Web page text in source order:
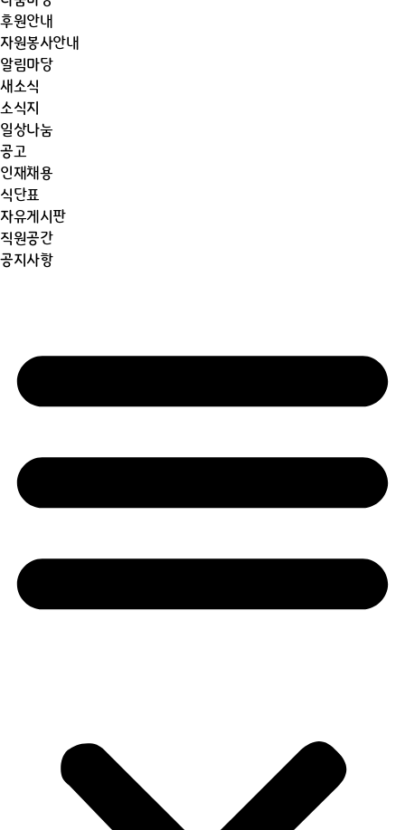
후원안내
자원봉사안내
알림마당
새소식
소식지
일상나눔
공고
인재채용
식단표
자유게시판
직원공간
공지사항